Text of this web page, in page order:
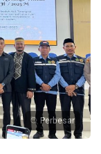
Perbesar